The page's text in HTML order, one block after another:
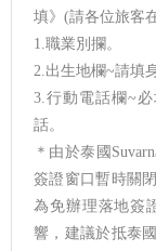
填》(請各位旅客
1.職業別攔。
2.出生地欄~請填
3.行動電話欄~
話。
＊由於泰國
簽證窗口暫時關
為免辦理落地簽
響，建議於抵泰